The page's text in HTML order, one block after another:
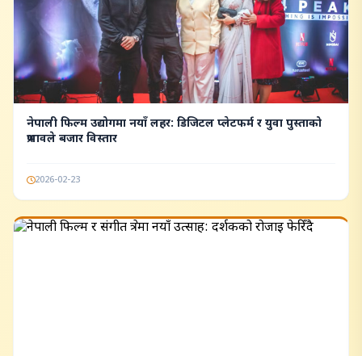
नेपाली फिल्म उद्योगमा नयाँ लहर: डिजिटल प्लेटफर्म र युवा पुस्ताको
प्रभावले बजार विस्तार
2026-02-23